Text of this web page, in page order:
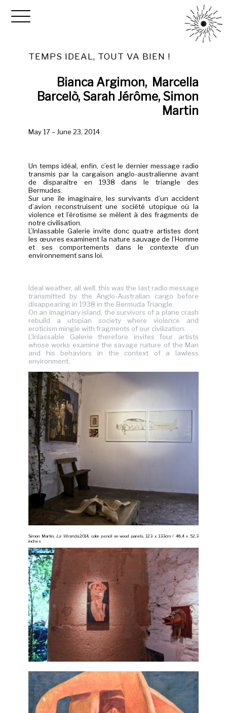
TEMPS IDEAL, TOUT VA BIEN !
Bianca Argimon, Marcella
Barcelò, Sarah Jérôme, Simon
Martin
May 17 – June 23, 2014
Un temps idéal, enfin, c’est le dernier message radio
transmis par la cargaison anglo-australienne avant
de disparaître en 1938 dans le triangle des
Bermudes.
Sur une île imaginaire, les survivants d’un accident
d’avion reconstruisent une société utopique où la
violence et l’érotisme se mêlent à des fragments de
notre civilisation.
L’Inlassable Galerie invite donc quatre artistes dont
les œuvres examinent la nature sauvage de l’Homme
et ses comportements dans le contexte d’un
environnement sans loi.
Ideal weather, all well, this was the last radio message
transmitted by the Anglo-Australian cargo before
disappearing in 1938 in the Bermuda Triangle.
On an imaginary island, the survivors of a plane crash
rebuild a utopian society where violence and
eroticism mingle with fragments of our civilization.
L’Inlassable Galerie therefore invites four artists
whose works examine the savage nature of the Man
and his behaviors in the context of a lawless
environment.
Simon Martin, La Véranda,2014, color pencil on wood panels, 123 x 133cm / 48,4 x 52,3
inches